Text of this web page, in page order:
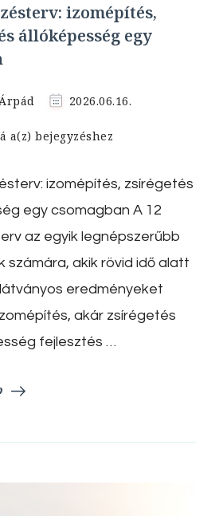
izomépítés,
állóképesség egy
2026.06.16.
a(z)12
izomépítés,
és
állóképesség
csomagban
bejegyzéshez
izomépítés, zsírégetés
egy csomagban A 12
az egyik legnépszerűbb
számára, akik rövid idő alatt
eredményeket
akár zsírégetés
fejlesztés …